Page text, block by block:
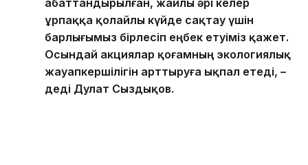
абаттандырылған, жайлы әрі келер
ұрпаққа қолайлы күйде сақтау үшін
барлығымыз бірлесіп еңбек етуіміз қажет.
Осындай акциялар қоғамның экологиялық
жауапкершілігін арттыруға ықпал етеді, –
деді Дулат Сыздықов.